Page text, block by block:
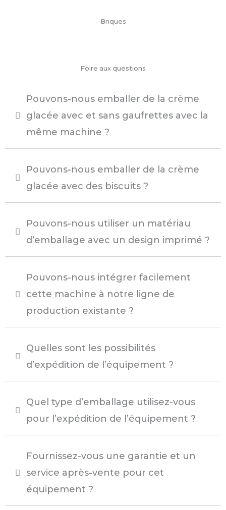
Briques
Foire aux questions
Pouvons-nous emballer de la crème
glacée avec et sans gaufrettes avec la
même machine ?
Pouvons-nous emballer de la crème
glacée avec des biscuits ?
Pouvons-nous utiliser un matériau
d’emballage avec un design imprimé ?
Pouvons-nous intégrer facilement
cette machine à notre ligne de
production existante ?
Quelles sont les possibilités
d’expédition de l’équipement ?
Quel type d’emballage utilisez-vous
pour l’expédition de l’équipement ?
Fournissez-vous une garantie et un
service après-vente pour cet
équipement ?